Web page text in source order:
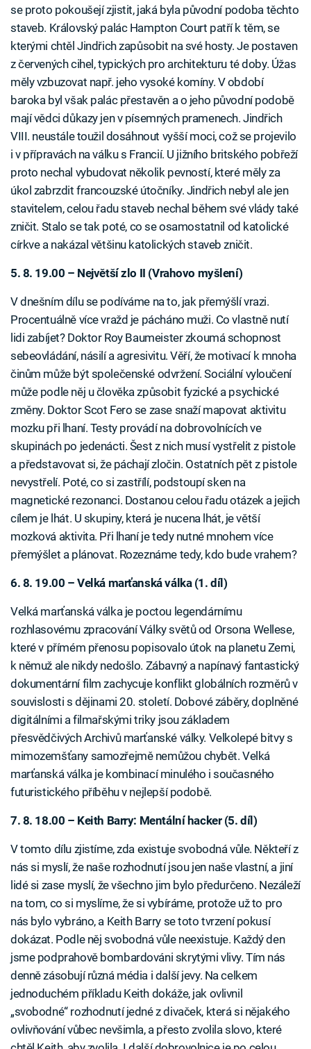
se proto pokoušejí zjistit, jaká byla původní podoba těchto
staveb. Královský palác Hampton Court patří k těm, se
kterými chtěl Jindřich zapůsobit na své hosty. Je postaven
z červených cihel, typických pro architekturu té doby. Úžas
měly vzbuzovat např. jeho vysoké komíny. V období
baroka byl však palác přestavěn a o jeho původní podobě
mají vědci důkazy jen v písemných pramenech. Jindřich
VIII. neustále toužil dosáhnout vyšší moci, což se projevilo
i v přípravách na válku s Francií. U jižního britského pobřeží
proto nechal vybudovat několik pevností, které měly za
úkol zabrzdit francouzské útočníky. Jindřich nebyl ale jen
stavitelem, celou řadu staveb nechal během své vlády také
zničit. Stalo se tak poté, co se osamostatnil od katolické
církve a nakázal většinu katolických staveb zničit.
5. 8. 19.00 – Největší zlo II (Vrahovo myšlení)
V dnešním dílu se podíváme na to, jak přemýšlí vrazi.
Procentuálně více vražd je pácháno muži. Co vlastně nutí
lidi zabíjet? Doktor Roy Baumeister zkoumá schopnost
sebeovládání, násilí a agresivitu. Věří, že motivací k mnoha
činům může být společenské odvržení. Sociální vyloučení
může podle něj u člověka způsobit fyzické a psychické
změny. Doktor Scot Fero se zase snaží mapovat aktivitu
mozku při lhaní. Testy provádí na dobrovolnících ve
skupinách po jedenácti. Šest z nich musí vystřelit z pistole
a představovat si, že páchají zločin. Ostatních pět z pistole
nevystřelí. Poté, co si zastřílí, podstoupí sken na
magnetické rezonanci. Dostanou celou řadu otázek a jejich
cílem je lhát. U skupiny, která je nucena lhát, je větší
mozková aktivita. Při lhaní je tedy nutné mnohem více
přemýšlet a plánovat. Rozeznáme tedy, kdo bude vrahem?
6. 8. 19.00 – Velká marťanská válka (1. díl)
Velká marťanská válka je poctou legendárnímu
rozhlasovému zpracování Války světů od Orsona Wellese,
které v přímém přenosu popisovalo útok na planetu Zemi,
k němuž ale nikdy nedošlo. Zábavný a napínavý fantastický
dokumentární film zachycuje konflikt globálních rozměrů v
souvislosti s dějinami 20. století. Dobové záběry, doplněné
digitálními a filmařskými triky jsou základem
přesvědčivých Archivů marťanské války. Velkolepé bitvy s
mimozemšťany samozřejmě nemůžou chybět. Velká
marťanská válka je kombinací minulého i současného
futuristického příběhu v nejlepší podobě.
7. 8. 18.00 – Keith Barry: Mentální hacker (5. díl)
V tomto dílu zjistíme, zda existuje svobodná vůle. Někteří z
nás si myslí, že naše rozhodnutí jsou jen naše vlastní, a jiní
lidé si zase myslí, že všechno jim bylo předurčeno. Nezáleží
na tom, co si myslíme, že si vybíráme, protože už to pro
nás bylo vybráno, a Keith Barry se toto tvrzení pokusí
dokázat. Podle něj svobodná vůle neexistuje. Každý den
jsme podprahově bombardováni skrytými vlivy. Tím nás
denně zásobují různá média i další jevy. Na celkem
jednoduchém příkladu Keith dokáže, jak ovlivnil
„svobodné“ rozhodnutí jedné z divaček, která si nějakého
ovlivňování vůbec nevšimla, a přesto zvolila slovo, které